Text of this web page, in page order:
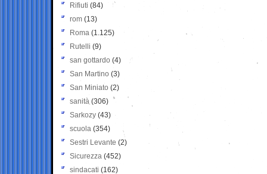
Rifiuti (84)
rom (13)
Roma (1.125)
Rutelli (9)
san gottardo (4)
San Martino (3)
San Miniato (2)
sanità (306)
Sarkozy (43)
scuola (354)
Sestri Levante (2)
Sicurezza (452)
sindacati (162)